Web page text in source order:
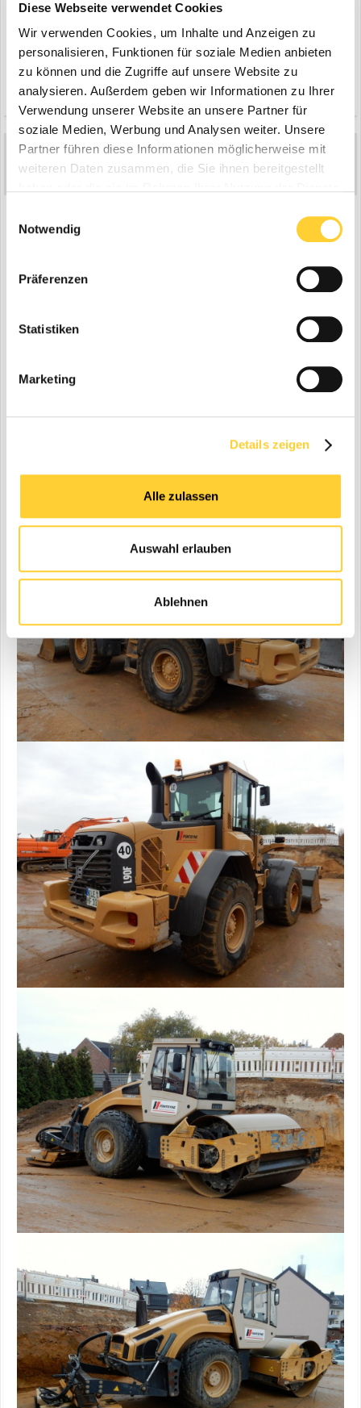
Diese Webseite verwendet Cookies
Wir verwenden Cookies, um Inhalte und Anzeigen zu
personalisieren, Funktionen für soziale Medien anbieten
zu können und die Zugriffe auf unsere Website zu
analysieren. Außerdem geben wir Informationen zu Ihrer
Verwendung unserer Website an unsere Partner für
soziale Medien, Werbung und Analysen weiter. Unsere
Partner führen diese Informationen möglicherweise mit
weiteren Daten zusammen, die Sie ihnen bereitgestellt
Notwendig
Präferenzen
Statistiken
Marketing
Details zeigen
Alle zulassen
Auswahl erlauben
Ablehnen
1
Zitieren
tomac
Geschrieben8. November 2016
Bomag Walzenzug und ein Doosan DX225 von einem